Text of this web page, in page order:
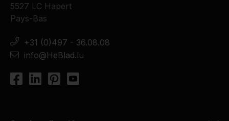
5527 LC Hapert
Pays-Bas
+31 (0)497 - 36.08.08
info@HeBlad.lu